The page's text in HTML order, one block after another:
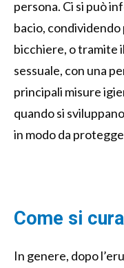
persona. Ci si può
bacio,
bicchiere, o tramite
sessuale, con una
principali misure
quando si
in modo da
Come si
In genere, dopo